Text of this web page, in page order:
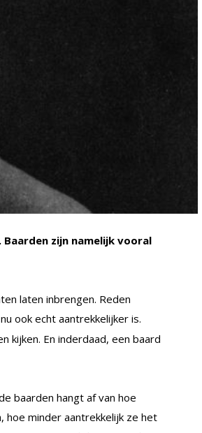
zijn namelijk vooral
laten inbrengen. Reden
ook echt aantrekkelijker is.
kijken. En inderdaad, een baard
baarden hangt af van hoe
hoe minder aantrekkelijk ze het